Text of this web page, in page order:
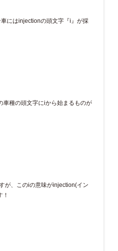
にはinjectionの頭文字『i』が採
車種の頭文字にiから始まるものが
が、このiの意味がinjection(イン